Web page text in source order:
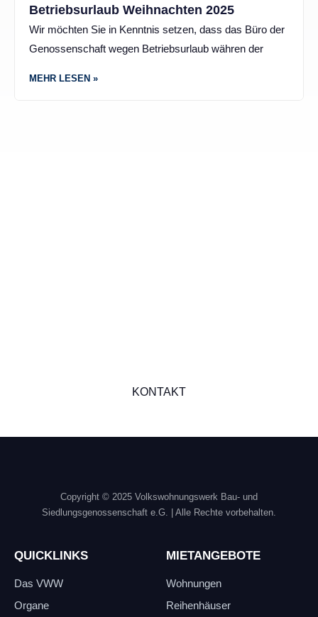
Betriebsurlaub Weihnachten 2025
Wir möchten Sie in Kenntnis setzen, dass das Büro der
Genossenschaft wegen Betriebsurlaub währen der
MEHR LESEN »
KONTAKT
Copyright © 2025 Volkswohnungswerk Bau- und
Siedlungsgenossenschaft e.G.
| Alle Rechte vorbehalten.
QUICKLINKS
Das VWW
Organe
MIETANGEBOTE
Wohnungen
Reihenhäuser